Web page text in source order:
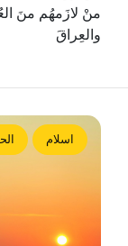
منْ لازَمهُم منَ
والعِراقَ
اسلام